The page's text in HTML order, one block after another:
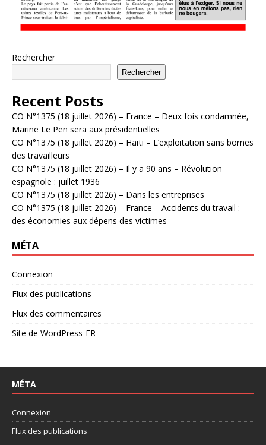
Rechercher
Rechercher
Recent Posts
CO N°1375 (18 juillet 2026) – France – Deux fois condamnée,
Marine Le Pen sera aux présidentielles
CO N°1375 (18 juillet 2026) – Haïti – L’exploitation sans bornes
des travailleurs
CO N°1375 (18 juillet 2026) – Il y a 90 ans – Révolution
espagnole : juillet 1936
CO N°1375 (18 juillet 2026) – Dans les entreprises
CO N°1375 (18 juillet 2026) – France – Accidents du travail :
des économies aux dépens des victimes
MÉTA
Connexion
Flux des publications
Flux des commentaires
Site de WordPress-FR
MÉTA
Connexion
Flux des publications